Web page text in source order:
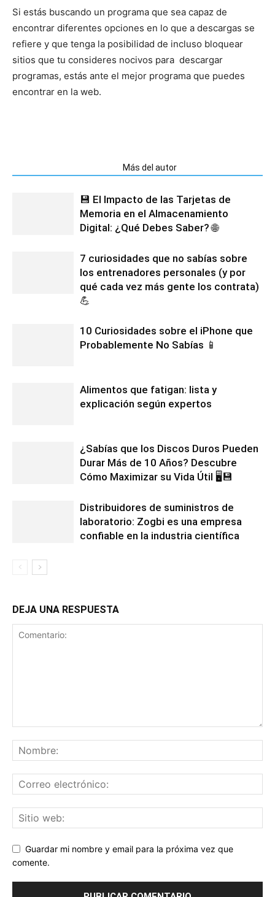
Si estás buscando un programa que sea capaz de
encontrar diferentes opciones en lo que a descargas se
refiere y que tenga la posibilidad de incluso bloquear
sitios que tu consideres nocivos para descargar
programas, estás ante el mejor programa que puedes
encontrar en la web.
Más del autor
💾 El Impacto de las Tarjetas de
Memoria en el Almacenamiento
Digital: ¿Qué Debes Saber? 🌐
7 curiosidades que no sabías sobre
los entrenadores personales (y por
qué cada vez más gente los contrata)
💪
10 Curiosidades sobre el iPhone que
Probablemente No Sabías 📱
Alimentos que fatigan: lista y
explicación según expertos
¿Sabías que los Discos Duros Pueden
Durar Más de 10 Años? Descubre
Cómo Maximizar su Vida Útil 🖥️💾
Distribuidores de suministros de
laboratorio: Zogbi es una empresa
confiable en la industria científica
DEJA UNA RESPUESTA
Guardar mi nombre y email para la próxima vez que
comente.